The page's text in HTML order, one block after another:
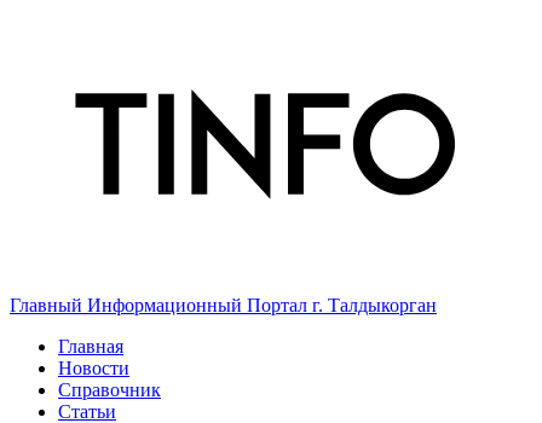
Главный Информационный Портал г. Талдыкорган
Главная
Новости
Справочник
Статьи